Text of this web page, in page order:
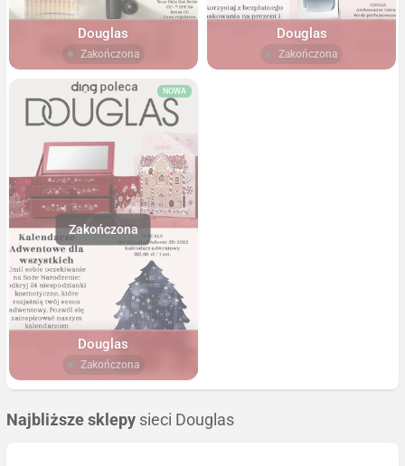
Douglas
Zakończona
Douglas
Zakończona
NOWA
Douglas
Zakończona
Najbliższe sklepy sieci Douglas